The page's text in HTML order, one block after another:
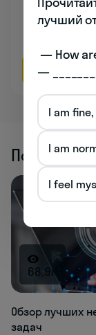
Даю
Похожие
68.9K
Обзор лучших
задач
лучший
—
I am
I am
I feel